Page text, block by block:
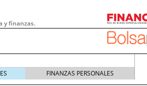
y finanzas.
FINANZAS PERSONALES